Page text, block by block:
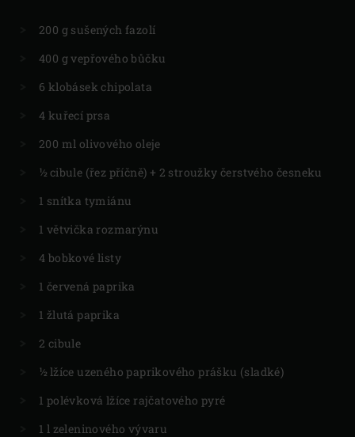
200 g sušených fazolí
400 g vepřového bůčku
6 klobásek chipolata
4 kuřecí prsa
200 ml olivového oleje
½ cibule (řez příčně) + 2 stroužky čerstvého česneku
1 snítka tymiánu
1 větvička rozmarýnu
4 bobkové listy
1 červená paprika
1 žlutá paprika
2 cibule
½ lžíce uzeného paprikového prášku (sladké)
1 polévková lžíce rajčatového pyré
1 l zeleninového vývaru